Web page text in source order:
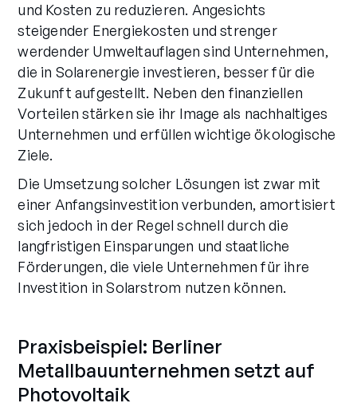
und Kosten zu reduzieren. Angesichts
steigender Energiekosten und strenger
werdender Umweltauflagen sind Unternehmen,
die in Solarenergie investieren, besser für die
Zukunft aufgestellt. Neben den finanziellen
Vorteilen stärken sie ihr Image als nachhaltiges
Unternehmen und erfüllen wichtige ökologische
Ziele.
Die Umsetzung solcher Lösungen ist zwar mit
einer Anfangsinvestition verbunden, amortisiert
sich jedoch in der Regel schnell durch die
langfristigen Einsparungen und staatliche
Förderungen, die viele Unternehmen für ihre
Investition in Solarstrom nutzen können.
Praxisbeispiel: Berliner
Metallbauunternehmen setzt auf
Photovoltaik